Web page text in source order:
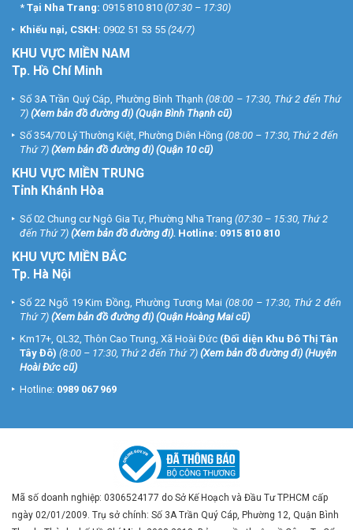
* Tại Nha Trang: 0915 810 810 (07:30 – 17:30)
Khiếu nại, CSKH: 0902 51 53 55 (24/7)
KHU VỰC MIỀN NAM
Tp. Hồ Chí Minh
Số 3A Trần Quý Cáp, Phường Bình Thạnh (08:00 – 17:30, Thứ 2 đến Thứ
7) (Xem bản đồ đường đi) (Quận Bình Thạnh cũ)
Số 354/70 Lý Thường Kiệt, Phường Diên Hồng (08:00 – 17:30, Thứ 2 đến
Thứ 7) (Xem bản đồ đường đi) (Quận 10 cũ)
KHU VỰC MIỀN TRUNG
Tỉnh Khánh Hòa
Số 02 Chung cư Ngô Gia Tự, Phường Nha Trang (07:30 – 15:30, Thứ 2
đến Thứ 7) (Xem bản đồ đường đi). Hotline: 0915 810 810
KHU VỰC MIỀN BẮC
Tp. Hà Nội
Số 22 Ngõ 19 Kim Đồng, Phường Tương Mai (08:00 – 17:30, Thứ 2 đến
Thứ 7) (Xem bản đồ đường đi) (Quận Hoàng Mai cũ)
Km17+, QL32, Thôn Cao Trung, Xã Hoài Đức (Đối diện Khu Đô Thị Tân
Tây Đô) (8:00 – 17:30, Thứ 2 đến Thứ 7) (Xem bản đồ đường đi) (Huyện
Hoài Đức cũ)
Hotline: 0989 067 969
Mã số doanh nghiệp: 0306524177 do Sở Kế Hoạch và Đầu Tư TP.HCM cấp
ngày 02/01/2009. Trụ sở chính: Số 3A Trần Quý Cáp, Phường 12, Quận Bình